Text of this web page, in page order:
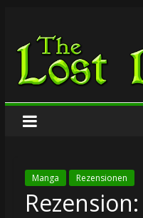
springen
The
Lost
Manga Rezensionen